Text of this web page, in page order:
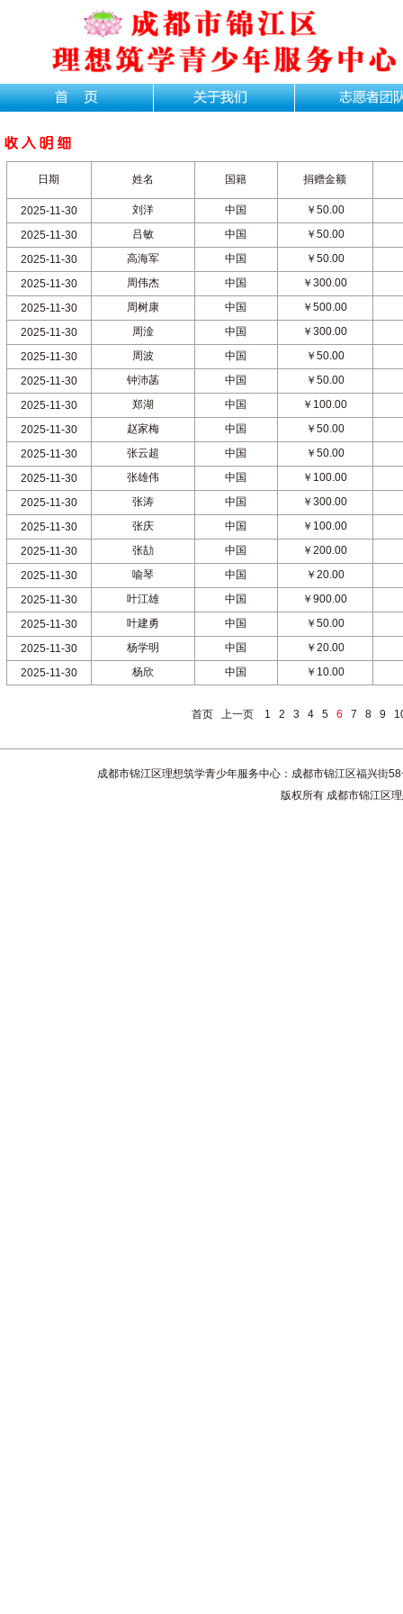
日期 姓名 国籍 捐赠金额
2025-11-30 刘洋 中国
￥50.00
2025-11-30
吕敏 中国
￥50.00
2025-11-30
高海军 中国
￥50.00
2025-11-30
周伟杰 中国
￥300.00
2025-11-30
周树康 中国
￥500.00
2025-11-30
周淦 中国
￥300.00
2025-11-30
周波 中国
￥50.00
2025-11-30
钟沛菡 中国
￥50.00
2025-11-30
郑湖 中国
￥100.00
2025-11-30
赵家梅 中国
￥50.00
2025-11-30
张云超 中国
￥50.00
2025-11-30
张雄伟 中国
￥100.00
2025-11-30
张涛 中国
￥300.00
2025-11-30
张庆 中国
￥100.00
2025-11-30
张劼 中国
￥200.00
2025-11-30
喻琴 中国
￥20.00
2025-11-30
叶江雄 中国
￥900.00
2025-11-30
叶建勇 中国
￥50.00
2025-11-30
杨学明 中国
￥20.00
2025-11-30
杨欣 中国 ￥10.00
首页 上一页 1 2 3 4 5 6 7 8 9
成都市锦江区理想筑学青少年服务中心：成都市锦江区福兴
版权所有 成都市锦江区